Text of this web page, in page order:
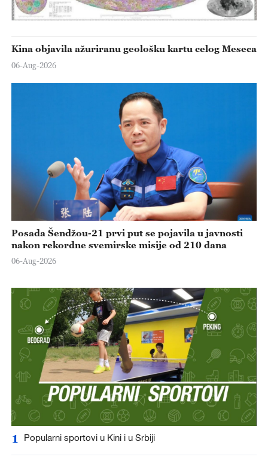
Kina objavila ažuriranu geološku kartu celog Meseca
06-Aug-2026
Posada Šendžou-21 prvi put se pojavila u javnosti
nakon rekordne svemirske misije od 210 dana
06-Aug-2026
1 Popularni sportovi u Kini i u Srbiji